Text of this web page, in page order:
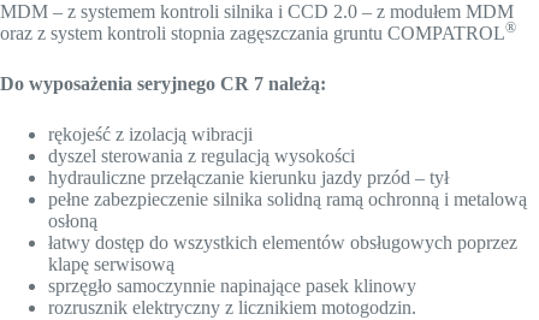
MDM – z systemem kontroli silnika i CCD 2.0 – z modułem MDM
oraz z system kontroli stopnia zagęszczania gruntu COMPATROL®
Do wyposażenia seryjnego CR 7 należą:
rękojeść z izolacją wibracji
dyszel sterowania z regulacją wysokości
hydrauliczne przełączanie kierunku jazdy przód – tył
pełne zabezpieczenie silnika solidną ramą ochronną i metalową
osłoną
łatwy dostęp do wszystkich elementów obsługowych poprzez
klapę serwisową
sprzęgło samoczynnie napinające pasek klinowy
rozrusznik elektryczny z licznikiem motogodzin.